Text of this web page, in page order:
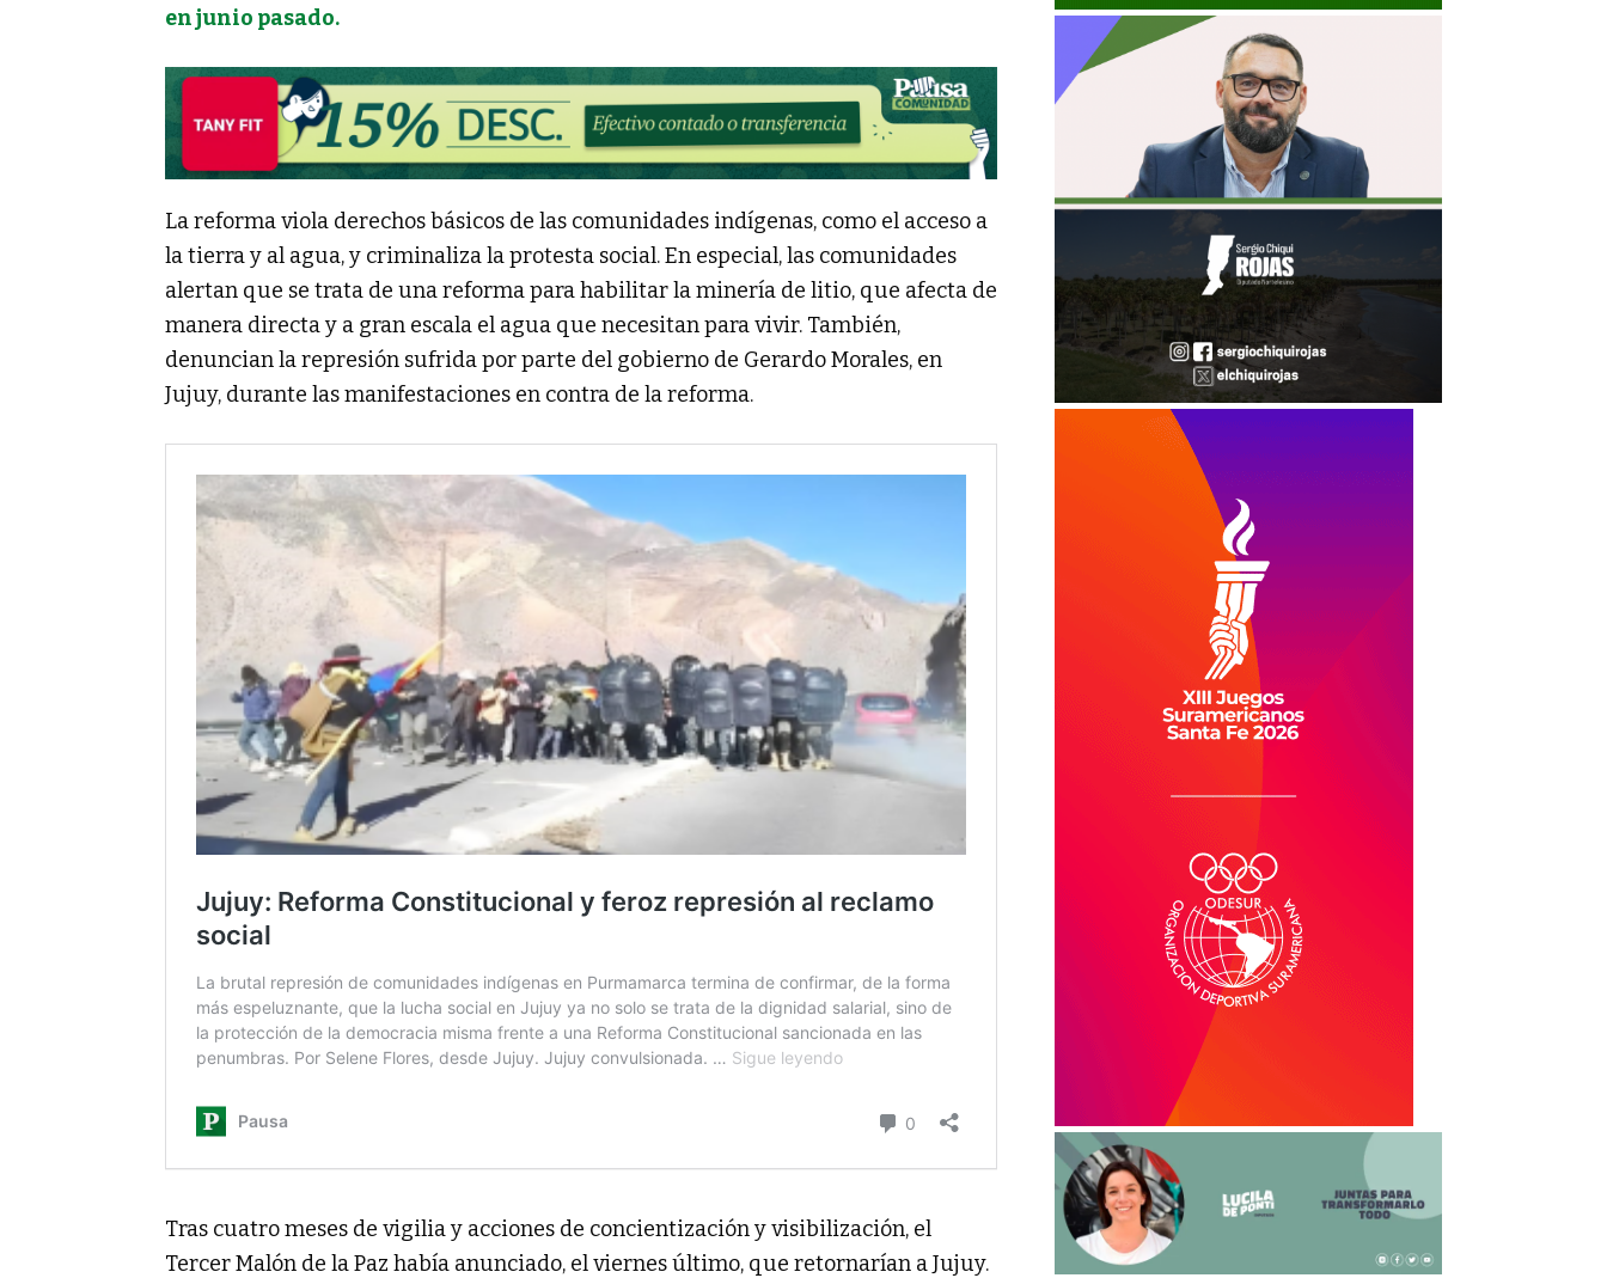
en junio pasado.
La reforma viola derechos básicos de las comunidades indígenas, como el acceso a
la tierra y al agua, y criminaliza la protesta social. En especial, las comunidades
alertan que se trata de una reforma para habilitar la minería de litio, que afecta de
manera directa y a gran escala el agua que necesitan para vivir. También,
denuncian la represión sufrida por parte del gobierno de Gerardo Morales, en
Jujuy, durante las manifestaciones en contra de la reforma.
Tras cuatro meses de vigilia y acciones de concientización y visibilización, el
Tercer Malón de la Paz había anunciado, el viernes último, que retornarían a Jujuy.